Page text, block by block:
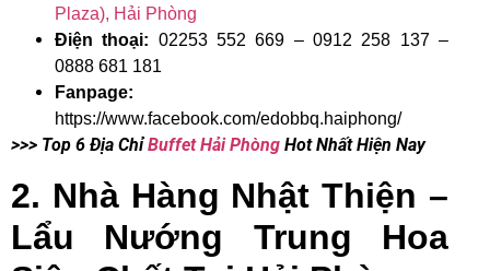
Plaza), Hải Phòng
Điện thoại: 02253 552 669 – 0912 258 137 –
0888 681 181
Fanpage:
https://www.facebook.com/edobbq.haiphong/
>>> Top 6 Địa ChỉBuffet Hải Phòng Hot Nhất Hiện Nay
2. Nhà Hàng Nhật Thiện –
Lẩu Nướng Trung Hoa